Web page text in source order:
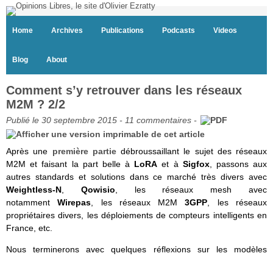
Home Archives Publications Podcasts Videos
Blog About
Comment s’y retrouver dans les réseaux
M2M ? 2/2
Publié le 30 septembre 2015 - 11 commentaires -
Après une première partiedébroussaillant le sujet des réseaux
M2M et faisant la part belle à LoRA et à Sigfox, passons aux
autres standards et solutions dans ce marché très divers avec
Weightless-N
Qowisio , les réseaux mesh avec
notammentWirepas , les réseaux M2M3GPP , les réseaux
propriétaires divers, les déploiements de compteurs intelligents en
France, etc.
Nous terminerons avec quelques réflexions sur les modèles